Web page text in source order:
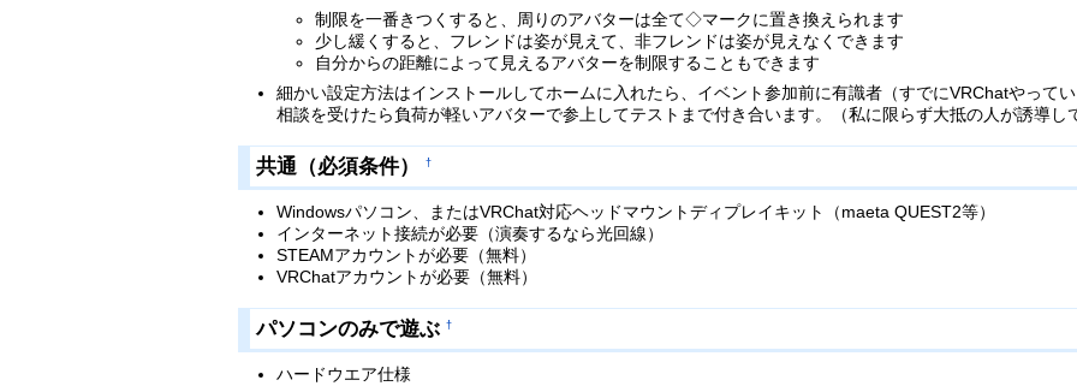
制限を一番きつくすると、周りのアバターは全て◇マークに置き換えられます
少し緩くすると、フレンドは姿が見えて、非フレンドは姿が見えなくできます
自分からの距離によって見えるアバターを制限することもできます
細かい設定方法はインストールしてホームに入れたら、イベント参加前に有識者（すでにVRChatやって
相談を受けたら負荷が軽いアバターで参上してテストまで付き合います。（私に限らず大抵の人が誘導し
共通（必須条件） †
Windowsパソコン、またはVRChat対応ヘッドマウントディプレイキット（maeta QUEST2等）
インターネット接続が必要（演奏するなら光回線）
STEAMアカウントが必要（無料）
VRChatアカウントが必要（無料）
パソコンのみで遊ぶ †
ハードウエア仕様